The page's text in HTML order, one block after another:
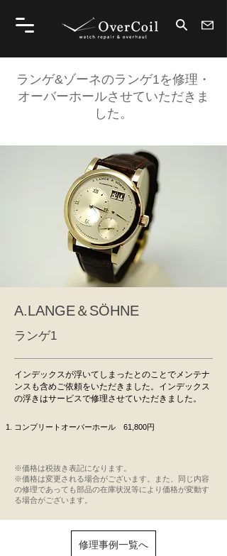
ランゲ&ゾーネのランゲ1を修理・
オーバーホールさせていただきま
した。
A.LANGE＆SÖHNE
ランゲ1
インデックスが浮いてしまったとのことでメンテナ
ンスも含めご依頼をいただきました。インデックス
の浮きはサービスで修理させていただきました。
コンプリートオーバーホール 61,800円
※価格は税抜き表記になります。
​※価格は変更される場合がございます。また、同じ内容
の修理であっても部品の在庫状況等により価格が変動す
る場合がございます。
修理事例一覧へ